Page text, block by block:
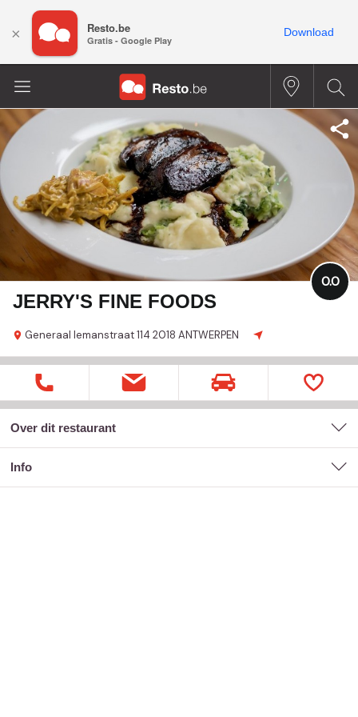
JERRY'S FINE FOODS
Generaal lemanstraat 114 2018 ANTWERPEN
0.0
Over dit restaurant
Info
× Resto.be
Gratis - Google Play
Download